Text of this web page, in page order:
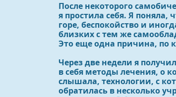
После некоторого
я простила себя. Я
горе, беспокойство и
близких с тем же
Это еще одна причина, по
Через две недели я
в себя методы лечения, о
слышала, технологии, с
обратилась в несколько